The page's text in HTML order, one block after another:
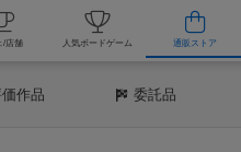
覧 カフェ/店舗 人気ボードゲーム
作品 委託品